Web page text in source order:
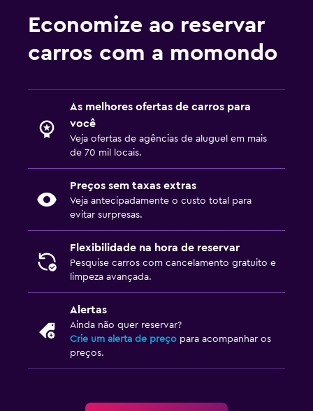
Economize ao reservar
carros com a momondo
As melhores ofertas de carros para
você
Veja ofertas de agências de aluguel em mais
de 70 mil locais.
Preços sem taxas extras
Veja antecipadamente o custo total para
evitar surpresas.
Flexibilidade na hora de reservar
Pesquise carros com cancelamento gratuito e
limpeza avançada.
Alertas
Ainda não quer reservar?
Crie um alerta de preço para acompanhar os
preços.